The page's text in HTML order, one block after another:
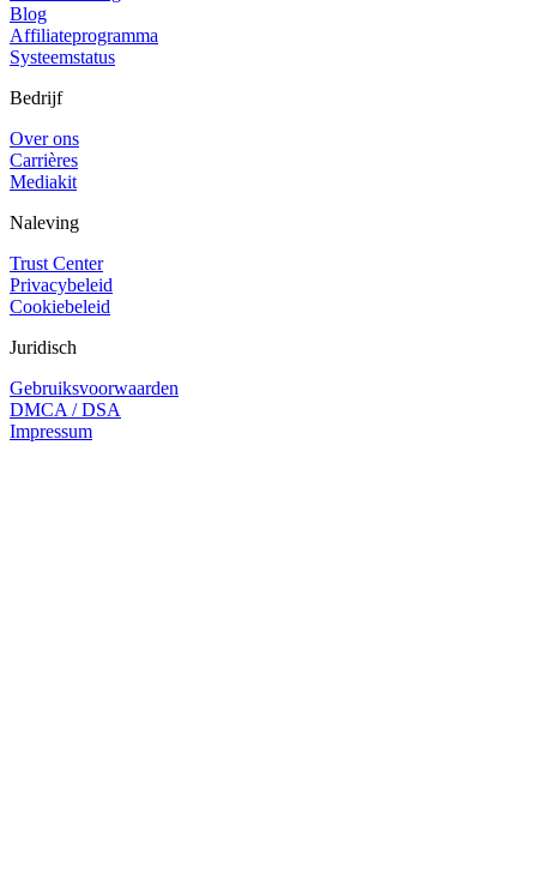
Blog
Affiliateprogramma
Systeemstatus
Bedrijf
Over ons
Carrières
Mediakit
Naleving
Trust Center
Privacybeleid
Cookiebeleid
Juridisch
Gebruiksvoorwaarden
DMCA / DSA
Impressum